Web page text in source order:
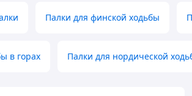
Палки для финской ходьбы
в горах Палки для нордической